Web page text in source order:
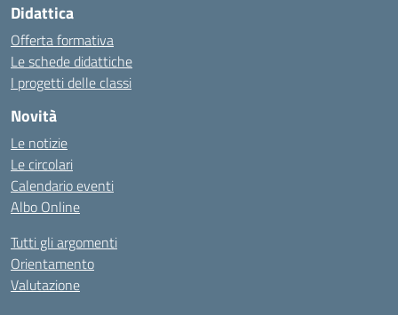
Didattica
Offerta formativa
Le schede didattiche
I progetti delle classi
Novità
Le notizie
Le circolari
Calendario eventi
Albo Online
Tutti gli argomenti
Orientamento
Valutazione